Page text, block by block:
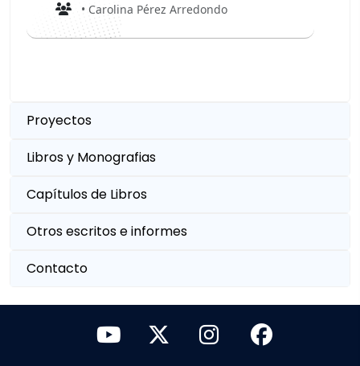
• Carolina Pérez Arredondo
Proyectos
Libros y Monografias
Capítulos de Libros
Otros escritos e informes
Contacto